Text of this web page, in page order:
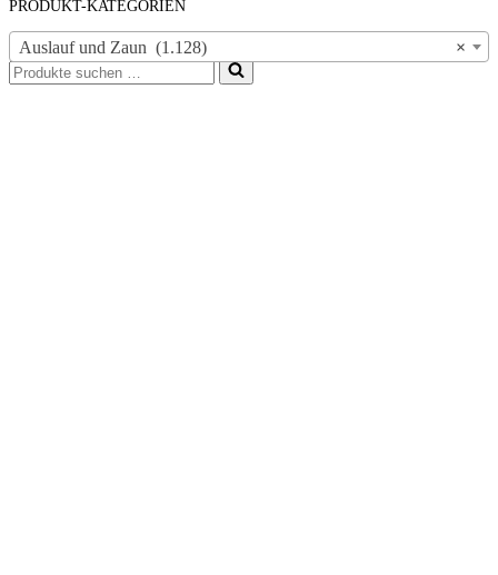
PRODUKT-KATEGORIEN
×
Auslauf und Zaun (1.128)
Suchen
nach …